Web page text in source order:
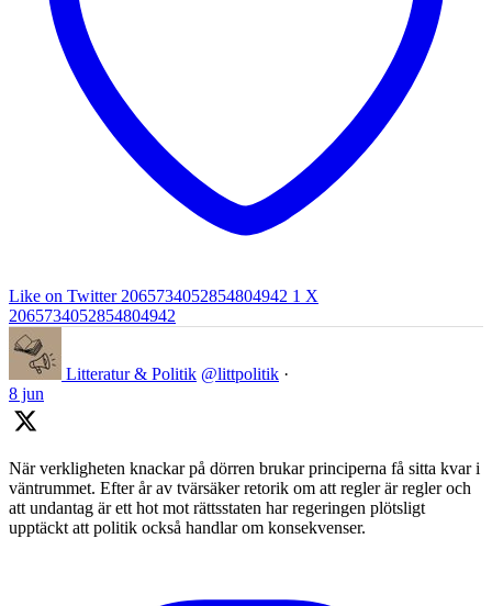
Like on Twitter 2065734052854804942 1 X
2065734052854804942
Litteratur & Politik @littpolitik ·
8 jun
När verkligheten knackar på dörren brukar principerna få sitta kvar i
väntrummet. Efter år av tvärsäker retorik om att regler är regler och
att undantag är ett hot mot rättsstaten har regeringen plötsligt
upptäckt att politik också handlar om konsekvenser.